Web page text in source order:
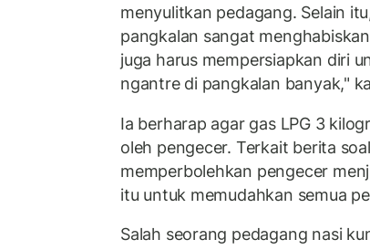
menyulitkan pedagang. Selain
pangkalan sangat
juga harus mempersiapkan diri
ngantre di pangkalan banyak,"
Ia berharap agar gas LPG 3
oleh pengecer. Terkait berita
memperbolehkan pengecer
itu untuk memudahkan semua
Salah seorang pedagang nasi